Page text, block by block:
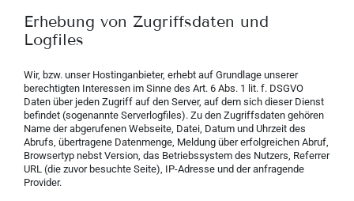
Erhebung von Zugriffsdaten und
Logfiles
Wir, bzw. unser Hostinganbieter, erhebt auf Grundlage unserer
berechtigten Interessen im Sinne des Art. 6 Abs. 1 lit. f. DSGVO
Daten über jeden Zugriff auf den Server, auf dem sich dieser Dienst
befindet (sogenannte Serverlogfiles). Zu den Zugriffsdaten gehören
Name der abgerufenen Webseite, Datei, Datum und Uhrzeit des
Abrufs, übertragene Datenmenge, Meldung über erfolgreichen Abruf,
Browsertyp nebst Version, das Betriebssystem des Nutzers, Referrer
URL (die zuvor besuchte Seite), IP-Adresse und der anfragende
Provider.